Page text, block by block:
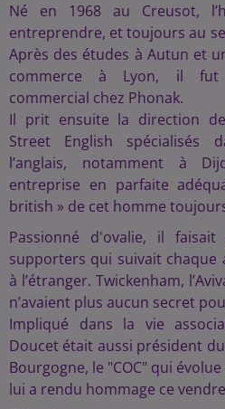
Né en 1968 au Creusot,
entreprendre, et toujours au
Après des études à Autun et
commerce à Lyon, il fut
commercial chez Phonak.
Il prit ensuite la direction
Street English spécialisés
l’anglais, notamment à
entreprise en parfaite
british » de cet homme
Passionné d'ovalie, il
supporters qui suivait chaque
à l’étranger. Twickenham,
n’avaient plus aucun secret
Impliqué dans la vie
Doucet était aussi président
Bourgogne, le "COC" qui
lui a rendu hommage ce